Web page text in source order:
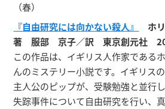
（春）
『自由研究には向かない殺人』
ホ
著 服部 京子／訳 東京創元社
この作品は、イギリス人作家である
んのミステリー小説です。イギリス
主人公のピップが、受験勉強と並行
失踪事件について自由研究を行い、